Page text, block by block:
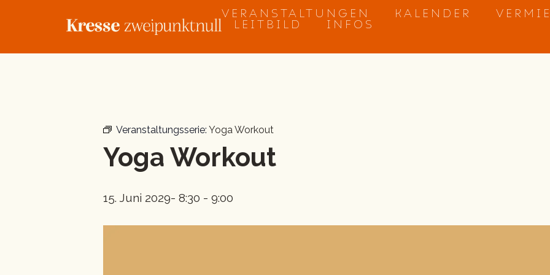
VERANSTALTUNGEN KALENDER
LEITBILD
INFOS
Veranstaltungsserie: Yoga Workout
Yoga Workout
15. Juni 2029- 8:30 - 9:00